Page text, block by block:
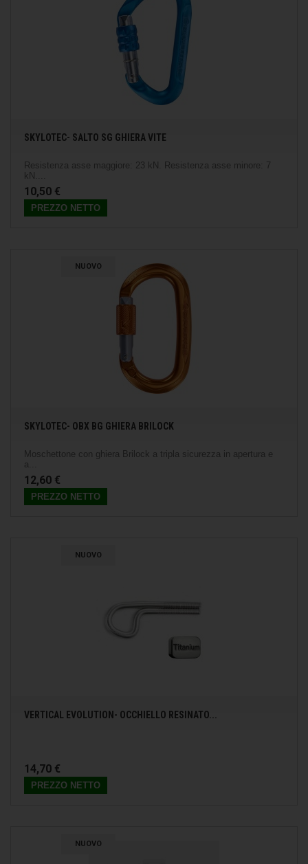
SKYLOTEC- SALTO SG GHIERA VITE
Resistenza asse maggiore: 23 kN. Resistenza asse minore: 7
kN....
10,50 €
PREZZO NETTO
NUOVO
SKYLOTEC- OBX BG GHIERA BRILOCK
Moschettone con ghiera Brilock a tripla sicurezza in apertura e
a...
12,60 €
PREZZO NETTO
NUOVO
VERTICAL EVOLUTION- OCCHIELLO RESINATO...
14,70 €
PREZZO NETTO
NUOVO